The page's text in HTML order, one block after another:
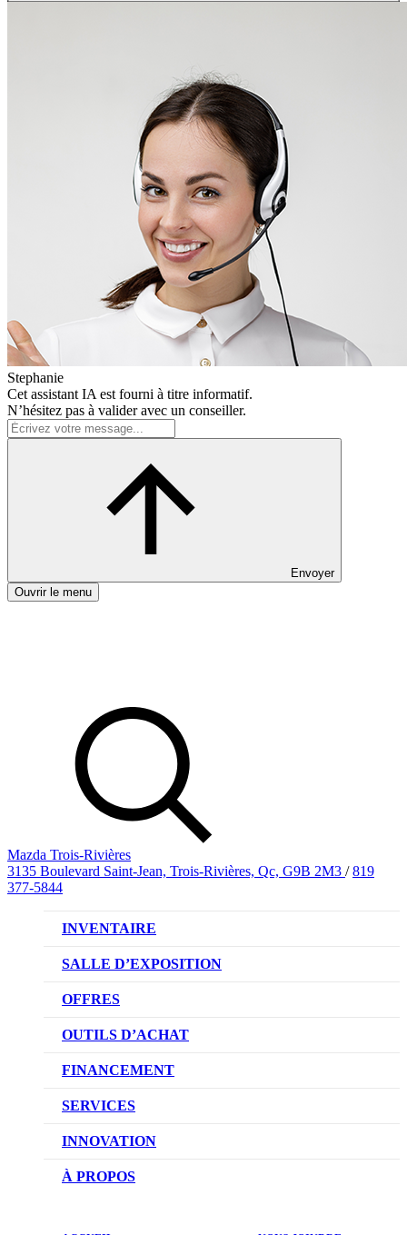
Stephanie
Cet assistant IA est fourni à titre informatif.
N’hésitez pas à valider avec un conseiller.
Envoyer
Ouvrir le menu
Mazda Trois-Rivières
3135 Boulevard Saint-Jean, Trois-Rivières, Qc, G9B 2M3 / 819
377-5844
INVENTAIRE
VÉHICULES NEUFS
VÉHICULES D’OCCASION
SALLE D’EXPOSITION
OFFRES
OFFRES DU CONCESSIONNAIRE
OUTILS D’ACHAT
CONFIGUREZ VOTRE VÉHICULE
RÉSERVEZ UN ESSAI ROUTIER
DEMANDEZ UN PRIX
FINANCEMENT
NOTRE DIFFÉRENCE
DEMANDE DE CRÉDIT AUTO
SERVICES
NOTRE PROMESSE
PRENDRE UN RENDEZ-VOUS
INNOVATION
TECHNOLOGIE SKYACTIV
À PROPOS